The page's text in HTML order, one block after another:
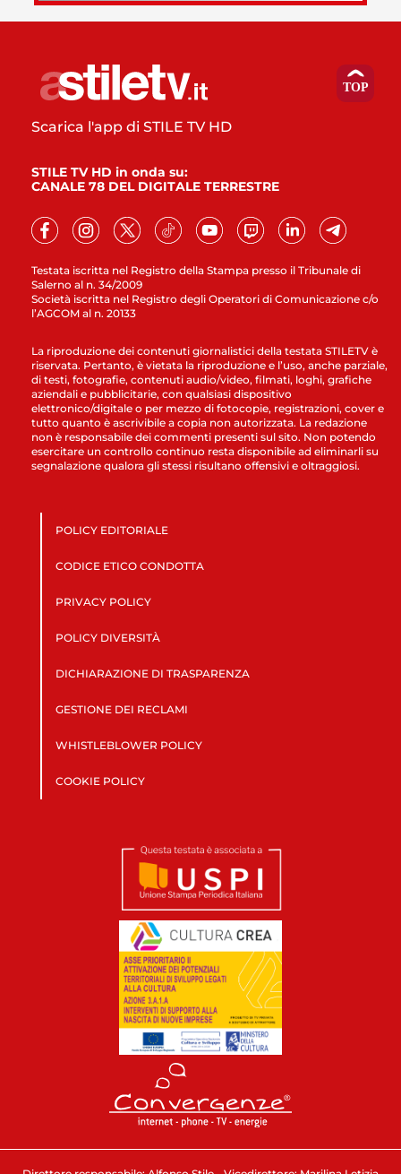
Testata iscritta nel Registro della Stampa presso il Tribunale di
Salerno al n. 34/2009
Società iscritta nel Registro degli Operatori di Comunicazione c/o
l’AGCOM al n. 20133
Scarica l'app di STILE TV HD
STILE TV HD in onda su:
CANALE 78 DEL DIGITALE TERRESTRE
La riproduzione dei contenuti giornalistici della testata STILETV è
riservata. Pertanto, è vietata la riproduzione e l’uso, anche parziale,
di testi, fotografie, contenuti audio/video, filmati, loghi, grafiche
aziendali e pubblicitarie, con qualsiasi dispositivo
elettronico/digitale o per mezzo di fotocopie, registrazioni, cover e
tutto quanto è ascrivibile a copia non autorizzata. La redazione
non è responsabile dei commenti presenti sul sito. Non potendo
esercitare un controllo continuo resta disponibile ad eliminarli su
segnalazione qualora gli stessi risultano offensivi e oltraggiosi.
POLICY EDITORIALE
CODICE ETICO CONDOTTA
PRIVACY POLICY
POLICY DIVERSITÀ
DICHIARAZIONE DI TRASPARENZA
GESTIONE DEI RECLAMI
WHISTLEBLOWER POLICY
COOKIE POLICY